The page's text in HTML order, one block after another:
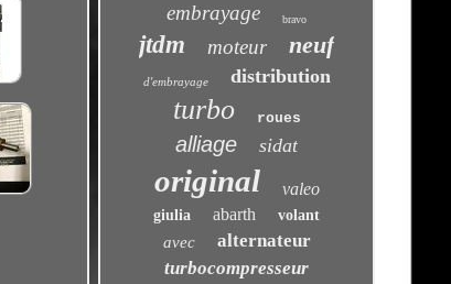
embrayage bravo
jtdm moteur neuf
d'embrayage distribution
turbo roues
alliage sidat
original valeo
giulia abarth volant
avec
alternateur
turbocompresseur